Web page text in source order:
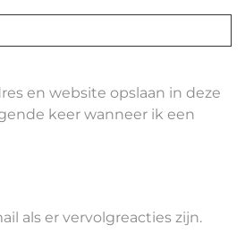
en website opslaan in deze
keer wanneer ik een
als er vervolgreacties zijn.